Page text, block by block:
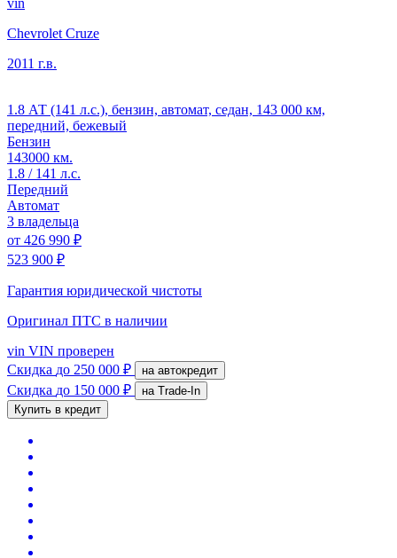
Chevrolet Cruze
2011 г.в.
1.8 АТ (141 л.с.), бензин, автомат, седан, 143 000 км,
передний, бежевый
Бензин
143000 км.
1.8 / 141 л.с.
Передний
Автомат
3 владельца
от 426 990 ₽
523 900 ₽
Гарантия юридической чистоты
Оригинал ПТС в наличии
vin VIN проверен
Скидка до 250 000 ₽ на автокредит
Скидка до 150 000 ₽
на Trade-In
Купить в кредит